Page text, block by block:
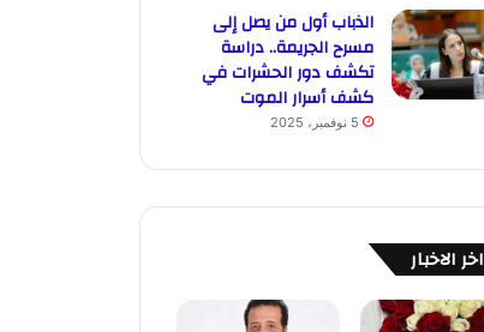
الذباب أول من يصل إلى
مسرح الجريمة.. دراسة
تكشف دور الحشرات في
كشف أسرار الموت
5 نوفمبر، 2025
اخر الاخبار